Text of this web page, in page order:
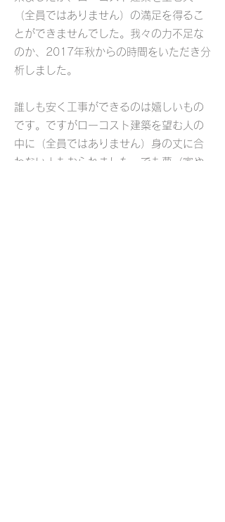
（全員ではありません）の満足を得るこ
とができませんでした。我々の力不足な
のか、2017年秋からの時間をいただき分
析し ました 。
誰しも安く工事ができるのは嬉しいもの
です。ですがローコスト建築を望む人の
中に（全員ではありません）身の丈に合
わない人もおられました。でも夢（家や